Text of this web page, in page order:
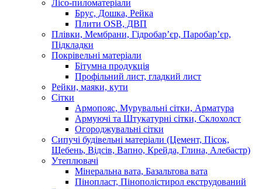
Лісо-пиломатеріали
Брус, Дошка, Рейка
Плити OSB, ДВП
Плівки, Мембрани, Гідробар’єр, Паробар’єр,
Підкладки
Покрівельні матеріали
Бітумна продукція
Профільний лист, гладкий лист
Рейки, маяки, кути
Сітки
Армопояс, Мурувальні сітки, Арматура
Армуючі та Штукатурні сітки, Склохолст
Огороджувальні сітки
Сипучі будівельні матеріали (Цемент, Пісок,
Щебень, Відсів, Вапно, Крейда, Глина, Алебастр)
Утеплювачі
Мінеральна вата, Базальтова вата
Пінопласт, Пінополістирол екструдований